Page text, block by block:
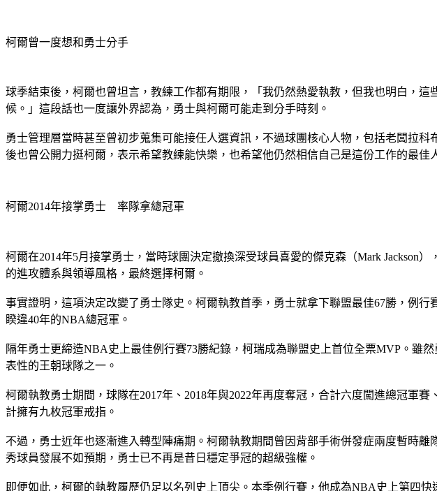
柯爾曾一度想和勇士分手
球季結束後，柯爾也曾坦言，教練工作都有期限，「我仍然熱愛執教，但我也明白，
候。」這段話也一度讓外界認為，勇士與柯爾可能走到分手時刻。
勇士管理層當時甚至曾初步蒐集可能接任人選資訊，不過球團核心人物，包括老闆拉
後也曾公開力挺柯爾，表示希望教練能快樂，也希望他仍然相信自己是這份工作的最佳
柯爾2014年接掌勇士　率隊拿總冠軍
柯爾在2014年5月接掌勇士，當時球團決定撤換深受球員喜愛的傑克森（Mark Jackson
的進攻體系與領導風格，最終選擇柯爾。
事實證明，這項決定改變了勇士隊史。柯爾執教首季，勇士就拿下聯盟最佳67勝，例
睽違40年的NBA總冠軍。
隔年勇士更締造NBA史上最佳例行賽73勝紀錄，柯瑞成為聯盟史上首位全票MVP。雖
表性的王朝球隊之一。
柯爾執教勇士期間，球隊在2017年、2018年與2022年再度奪冠，合計六度闖進總冠軍
計擁有九枚冠軍戒指。
不過，勇士近年也逐漸進入轉型陣痛期。柯爾執教期間曾因背部手術併發症兩度暫時
秀球員發展不如預期，勇士已不再是昔日穩定爭冠的超級強權。
即便如此，柯爾的執教履歷仍足以名列史上頂尖。本季例行賽，他成為NBA史上第四